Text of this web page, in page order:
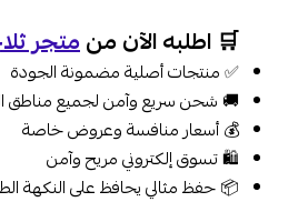
🛒 اطلبه الآن منمتجر
✅ منتجات أصلية مضمونة الجودة
🚚 شحن سريع وآمن لجميع مناطق
💰 أسعار منافسة وعروض خاصة
🛍️ تسوق إلكتروني مريح وآمن
📦 حفظ مثالي يحافظ على النكهة